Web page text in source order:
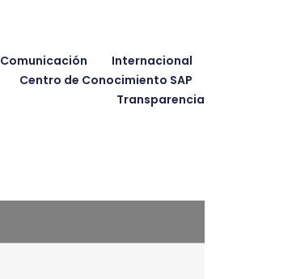
Comunicación
Internacional
Centro de Conocimiento SAP
Transparencia